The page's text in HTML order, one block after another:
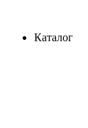
Каталог